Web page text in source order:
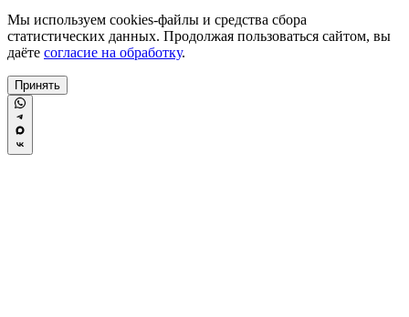
Мы используем cookies-файлы и средства сбора
статистических данных. Продолжая пользоваться сайтом, вы
даёте согласие на обработку.
Принять